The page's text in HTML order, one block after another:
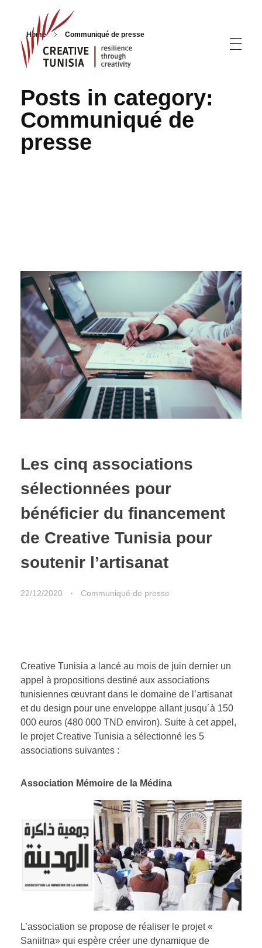
Home Communiqué de presse
Posts in category:
Communiqué de
presse
Les cinq associations
sélectionnées pour
bénéficier du financement
de Creative Tunisia pour
soutenir l’artisanat
22/12/2020 Communiqué de presse
Creative Tunisia a lancé au mois de juin dernier un
appel à propositions destiné aux associations
tunisiennes œuvrant dans le domaine de l’artisanat
et du design pour une enveloppe allant jusqu´à 150
000 euros (480 000 TND environ). Suite à cet appel,
le projet Creative Tunisia a sélectionné les 5
associations suivantes :
Association Mémoire de la Médina
L’association se propose de réaliser le projet «
Saniitna» qui espère créer une dynamique de